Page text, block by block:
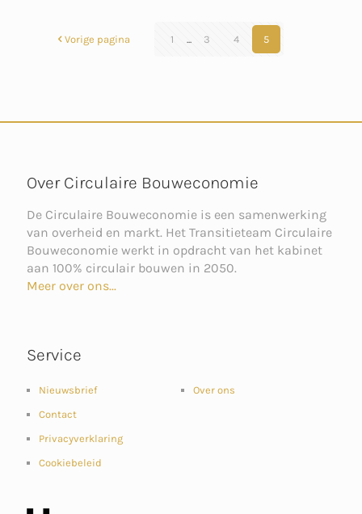
Vorige pagina 1 ... 3 4 5
Over Circulaire Bouweconomie
De Circulaire Bouweconomie is een samenwerking
van overheid en markt. Het Transitieteam Circulaire
Bouweconomie werkt in opdracht van het kabinet
aan 100% circulair bouwen in 2050.
Meer over ons...
Service
Nieuwsbrief
Contact
Privacyverklaring
Cookiebeleid
Over ons